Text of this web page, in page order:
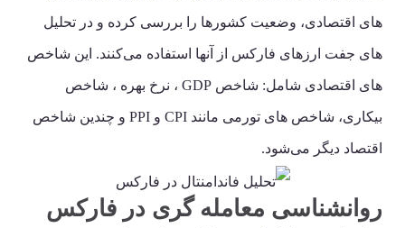
های اقتصادی، وضعیت کشورها را بررسی کرده و در تحلیل
های جفت ارزهای فارکس از آنها استفاده می‌کنند. این شاخص
های اقتصادی شامل: شاخص GDP ، نرخ بهره ، شاخص
بیکاری، شاخص های تورمی مانند CPI و PPI و چندین شاخص
اقتصاد دیگر می‌شود.
روانشناسی معامله گری در فارکس